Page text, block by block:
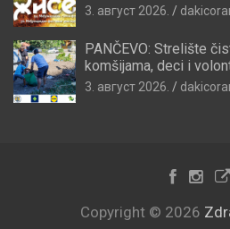
3. август 2026.
PANČEVO: Strelište
komšijama, deci i
3. август 2026.
Copyright © 2026